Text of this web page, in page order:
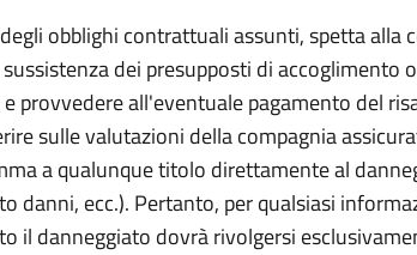
obblighi contrattuali assunti, spetta alla
dei presupposti di accoglimento
provvedere all'eventuale pagamento del
sulle valutazioni della compagnia
a qualunque titolo direttamente al
danni, ecc.). Pertanto, per qualsiasi
il danneggiato dovrà rivolgersi